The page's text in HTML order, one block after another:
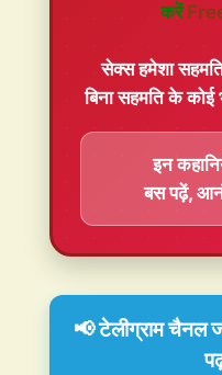
करें
सेक्स हमेशा
बिना सहमति के
इन
बस पढ़ें,
📢 टेलीग्राम चैनल